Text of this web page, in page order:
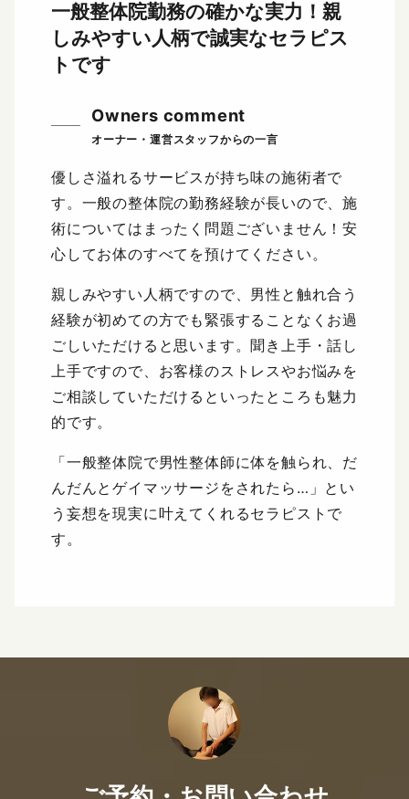
一般整体院勤務の確かな実力！ 親
しみやすい人柄で誠実なセラピス
トです
Owners comment
優しさ溢れるサービスが持ち味の施術者で
す。一般の整体院の勤務経験が長いので、施
術についてはまったく問題ございません！安
心してお体のすべてを預けてください。
親しみやすい人柄ですので、男性と触れ合う
経験が初めての方でも緊張することなくお過
ごしいただけると思います。聞き上手・話し
上手ですので、お客様のストレスやお悩みを
ご相談していただけるといったところも魅力
的です。
「一般整体院で男性整体師に体を触られ、だ
んだんとゲイマッサージをされたら…」とい
う妄想を現実に叶えてくれるセラピストで
す。